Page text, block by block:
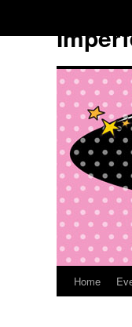
VaiHome